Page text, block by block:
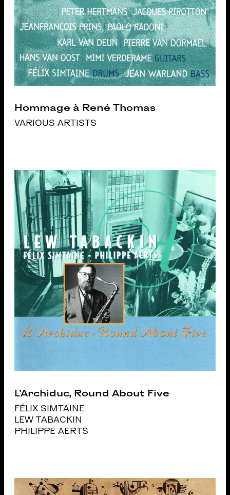
Hommage à René Thomas
VARIOUS ARTISTS
L’Archiduc, Round About Five
FÉLIX SIMTAINE
LEW TABACKIN
PHILIPPE AERTS